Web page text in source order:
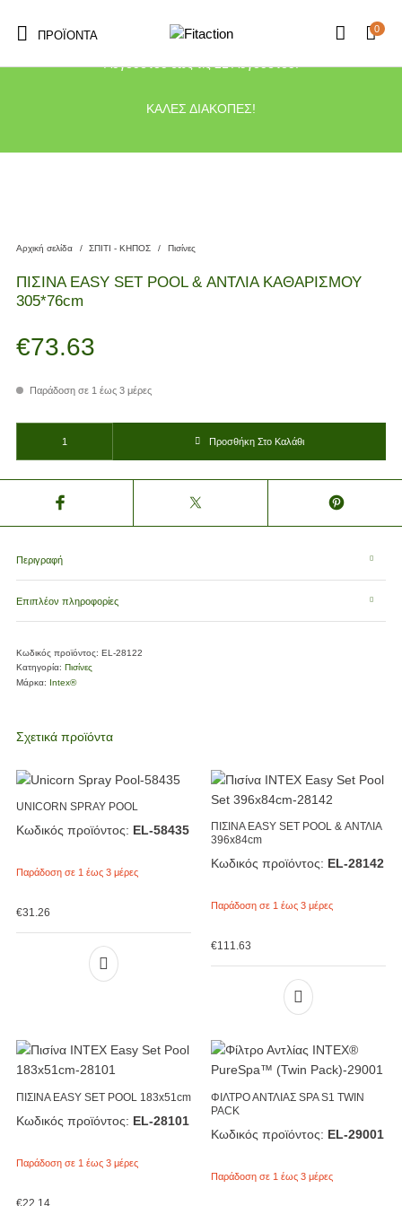
Το κατάστημα μας θα παραμείνει κλειστό λόγω διακοπών από τις 10
Αυγούστου έως τις 21 Αυγούστου.
ΚΑΛΕΣ ΔΙΑΚΟΠΕΣ!
ΠΡΟΪΌΝΤΑ
0
Αρχική σελίδα / ΣΠΙΤΙ - ΚΗΠΟΣ / Πισίνες
ΠΙΣΙΝΑ EASY SET POOL & ΑΝΤΛΙΑ ΚΑΘΑΡΙΣΜΟΥ
305*76cm
€73.63
Παράδοση σε 1 έως 3 μέρες
Προσθήκη Στο Καλάθι
Περιγραφή
Επιπλέον πληροφορίες
Κωδικός προϊόντος: EL-28122
Κατηγορία: Πισίνες
Μάρκα: Intex®
Σχετικά προϊόντα
UNICORN SPRAY POOL
Κωδικός προϊόντος: EL-58435
Παράδοση σε 1 έως 3 μέρες
€31.26
ΠΙΣΙΝΑ EASY SET POOL & ΑΝΤΛΙΑ
396x84cm
Κωδικός προϊόντος: EL-28142
Παράδοση σε 1 έως 3 μέρες
€111.63
ΠΙΣΙΝΑ EASY SET POOL 183x51cm
Κωδικός προϊόντος: EL-28101
Παράδοση σε 1 έως 3 μέρες
€22.14
ΦΙΛΤΡΟ ΑΝΤΛΙΑΣ SPA S1 TWIN
PACK
Κωδικός προϊόντος: EL-29001
Παράδοση σε 1 έως 3 μέρες